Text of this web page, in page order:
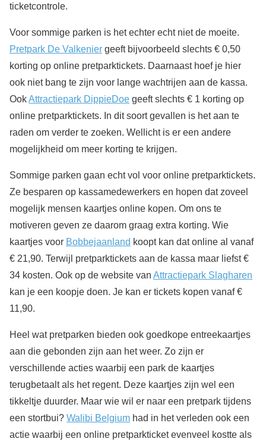
ticketcontrole.
Voor sommige parken is het echter echt niet de moeite.
Pretpark De Valkenier geeft bijvoorbeeld slechts € 0,50
korting op online pretparktickets. Daarnaast hoef je hier
ook niet bang te zijn voor lange wachtrijen aan de kassa.
OokAttractiepark DippieDoe geeft slechts € 1 korting op
online pretparktickets. In dit soort gevallen is het aan te
raden om verder te zoeken. Wellicht is er een andere
mogelijkheid om meer korting te krijgen.
Sommige parken gaan echt vol voor online pretparktickets.
Ze besparen op kassamedewerkers en hopen dat zoveel
mogelijk mensen kaartjes online kopen. Om ons te
motiveren geven ze daarom graag extra korting. Wie
kaartjes voor Bobbejaanland koopt kan dat online al vanaf
€ 21,90. Terwijl pretparktickets aan de kassa maar liefst €
34 kosten. Ook op de website van Attractiepark Slagharen
kan je een koopje doen. Je kan er tickets kopen vanaf €
11,90.
Heel wat pretparken bieden ook goedkope entreekaartjes
aan die gebonden zijn aan het weer. Zo zijn er
verschillende acties waarbij een park de kaartjes
terugbetaalt als het regent. Deze kaartjes zijn wel een
tikkeltje duurder. Maar wie wil er naar een pretpark tijdens
een stortbui? Walibi Belgium had in het verleden ook een
actie waarbij een online pretparkticket evenveel kostte als